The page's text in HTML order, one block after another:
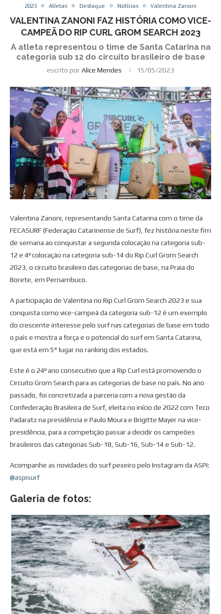
2023 Atletas Destaque Notícias Valentina Zanoni
VALENTINA ZANONI FAZ HISTÓRIA COMO VICE-
CAMPEÃ DO RIP CURL GROM SEARCH 2023
A atleta representou o time de Santa Catarina na
categoria sub 12 do circuito brasileiro de base
escrito porAlice Mendes 15/05/2023
Valentina Zanoni, representando Santa Catarina com o time da
FECASURF (Federação Catarinense de Surf), fez história neste fim
de semana ao conquistar a segunda colocação na categoria sub-
12 e 4ª colocação na categoria sub-14 do Rip Curl Grom Search
2023, o circuito brasileiro das categorias de base, na Praia do
Borete, em Pernambuco.
A participação de Valentina no Rip Curl Grom Search 2023 e sua
conquista como vice-campeã da categoria sub-12 é um exemplo
do crescente interesse pelo surf nas categorias de base em todo
o país e mostra a força e o potencial do surf em Santa Catarina,
que está em 5° lugar no ranking dos estados.
Este é o 24º ano consecutivo que a Rip Curl está promovendo o
Circuito Grom Search para as categorias de base no país. No ano
passado, foi concretizada a parceria com a nova gestão da
Confederação Brasileira de Surf, eleita no início de 2022 com Teco
Padaratz na presidência e Paulo Moura e Brigitte Mayer na vice-
presidência, para a competição passar a decidir os campeões
brasileiros das categorias Sub-18, Sub-16, Sub-14 e Sub-12.
Acompanhe as novidades do surf pexeiro pelo Instagram da ASPI:
@aspisurf
Galeria de fotos: